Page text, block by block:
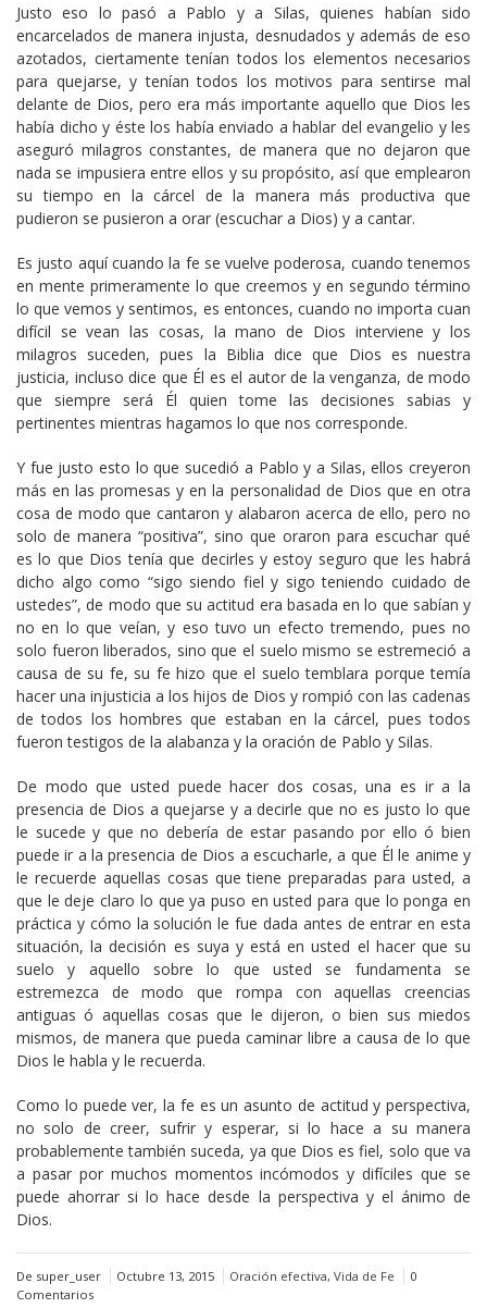
Justo eso lo pasó a Pablo y a Silas, quienes habían sido
encarcelados de manera injusta, desnudados y además de eso
azotados, ciertamente tenían todos los elementos necesarios
para quejarse, y tenían todos los motivos para sentirse mal
delante de Dios, pero era más importante aquello que Dios les
había dicho y éste los había enviado a hablar del evangelio y les
aseguró milagros constantes, de manera que no dejaron que
nada se impusiera entre ellos y su propósito, así que emplearon
su tiempo en la cárcel de la manera más productiva que
pudieron se pusieron a orar (escuchar a Dios) y a cantar.
Es justo aquí cuando la fe se vuelve poderosa, cuando tenemos
en mente primeramente lo que creemos y en segundo término
lo que vemos y sentimos, es entonces, cuando no importa cuan
difícil se vean las cosas, la mano de Dios interviene y los
milagros suceden, pues la Biblia dice que Dios es nuestra
justicia, incluso dice que Él es el autor de la venganza, de modo
que siempre será Él quien tome las decisiones sabias y
pertinentes mientras hagamos lo que nos corresponde.
Y fue justo esto lo que sucedió a Pablo y a Silas, ellos creyeron
más en las promesas y en la personalidad de Dios que en otra
cosa de modo que cantaron y alabaron acerca de ello, pero no
solo de manera “positiva”, sino que oraron para escuchar qué
es lo que Dios tenía que decirles y estoy seguro que les habrá
dicho algo como “sigo siendo fiel y sigo teniendo cuidado de
ustedes”, de modo que su actitud era basada en lo que sabían y
no en lo que veían, y eso tuvo un efecto tremendo, pues no
solo fueron liberados, sino que el suelo mismo se estremeció a
causa de su fe, su fe hizo que el suelo temblara porque temía
hacer una injusticia a los hijos de Dios y rompió con las cadenas
de todos los hombres que estaban en la cárcel, pues todos
fueron testigos de la alabanza y la oración de Pablo y Silas.
De modo que usted puede hacer dos cosas, una es ir a la
presencia de Dios a quejarse y a decirle que no es justo lo que
le sucede y que no debería de estar pasando por ello ó bien
puede ir a la presencia de Dios a escucharle, a que Él le anime y
le recuerde aquellas cosas que tiene preparadas para usted, a
que le deje claro lo que ya puso en usted para que lo ponga en
práctica y cómo la solución le fue dada antes de entrar en esta
situación, la decisión es suya y está en usted el hacer que su
suelo y aquello sobre lo que usted se fundamenta se
estremezca de modo que rompa con aquellas creencias
antiguas ó aquellas cosas que le dijeron, o bien sus miedos
mismos, de manera que pueda caminar libre a causa de lo que
Dios le habla y le recuerda.
Como lo puede ver, la fe es un asunto de actitud y perspectiva,
no solo de creer, sufrir y esperar, si lo hace a su manera
probablemente también suceda, ya que Dios es fiel, solo que va
a pasar por muchos momentos incómodos y difíciles que se
puede ahorrar si lo hace desde la perspectiva y el ánimo de
Dios.
De super_user Octubre 13, 2015 Oración efectiva, Vida de Fe
0
Comentarios